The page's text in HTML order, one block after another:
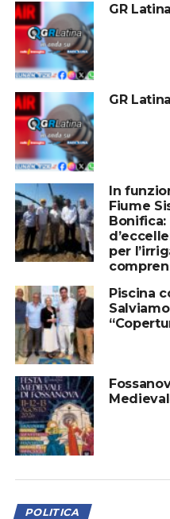
GR
GR
In
Fiume
Bonifica:
per
Piscina
POLITICA